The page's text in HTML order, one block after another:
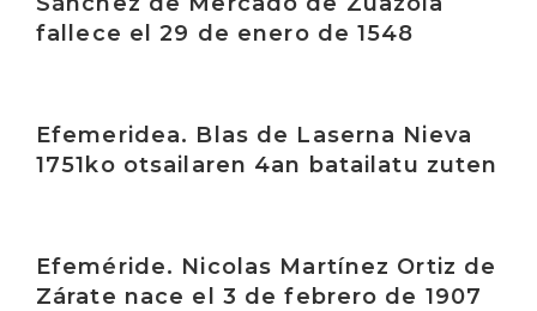
fallece el 29 de enero de 1548
Efemeridea. Blas de Laserna Nieva
1751ko otsailaren 4an batailatu zuten
Efeméride. Nicolas Martínez Ortiz de
Zárate nace el 3 de febrero de 1907